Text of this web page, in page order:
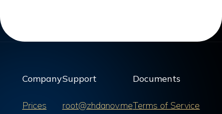
Company
Prices
Support
root@zhdanov.me
Documents
Terms of Service